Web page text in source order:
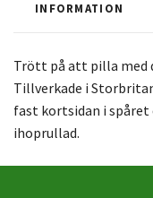
INFORMATION
Trött på att pilla med
Tillverkade i
fast kortsidan i
ihoprullad.